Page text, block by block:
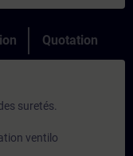
Quotation
suretés.
ventilo